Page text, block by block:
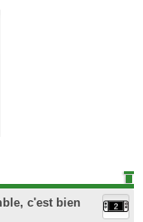
c'est bien